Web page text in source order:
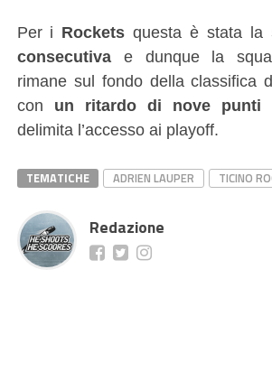
Per i Rockets questa è stata la
consecutivae dunque la
rimane sul fondo della classifica
con un ritardo di nove punti
delimita l’accesso ai playoff.
TEMATICHE ADRIEN LAUPER TICINO
Redazione